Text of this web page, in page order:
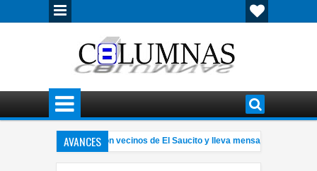
AVANCES
Falomir se reúne con vecinos de El Saucito y lleva mensaje de unidad en